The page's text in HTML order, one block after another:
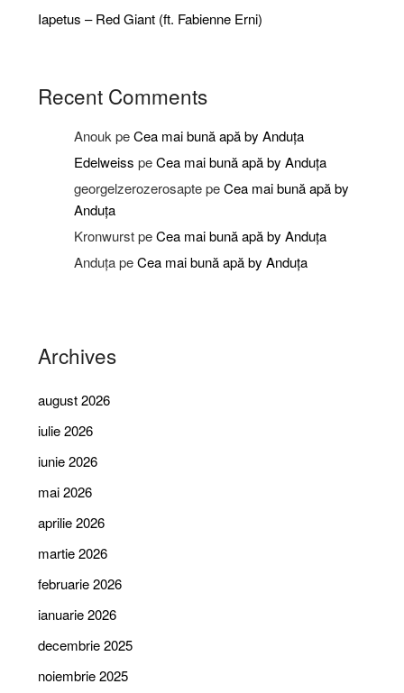
Iapetus – Red Giant (ft. Fabienne Erni)
Recent Comments
AnoukpeCea mai bună apă by Anduța
Edelweiss peCea mai bună apă by Anduța
georgelzerozerosaptepeCea mai bună apă by
Anduța
KronwurstpeCea mai bună apă by Anduța
AnduțapeCea mai bună apă by Anduța
Archives
august 2026
iulie 2026
iunie 2026
mai 2026
aprilie 2026
martie 2026
februarie 2026
ianuarie 2026
decembrie 2025
noiembrie 2025